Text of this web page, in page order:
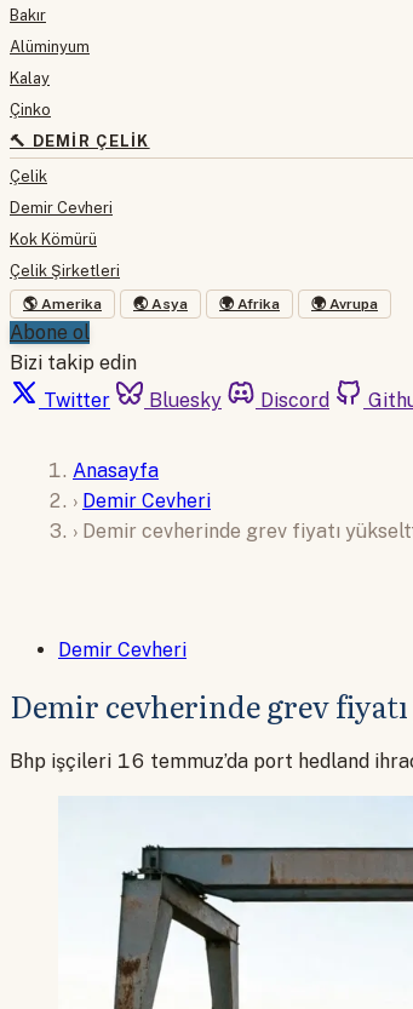
Bakır
Alüminyum
Kalay
Çinko
🔨 DEMIR ÇELIK
Çelik
Demir Cevheri
Kok Kömürü
Çelik Şirketleri
🌎 Amerika 🌏 Asya 🌍 Afrika 🌍 Avrupa
Abone ol
Bizi takip edin
Twitter
Bluesky Discord
Anasayfa
› Demir Cevheri
› Demir cevherinde grev fiyatı
Demir Cevheri
Demir cevherinde grev
Bhp işçileri 16 temmuz’da port hedland